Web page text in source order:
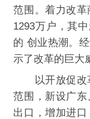
范围。着力改革
1293万户，其
的 创业热潮。
示了改革的巨大
以开放促改革
范围，新设广
出口，增加进